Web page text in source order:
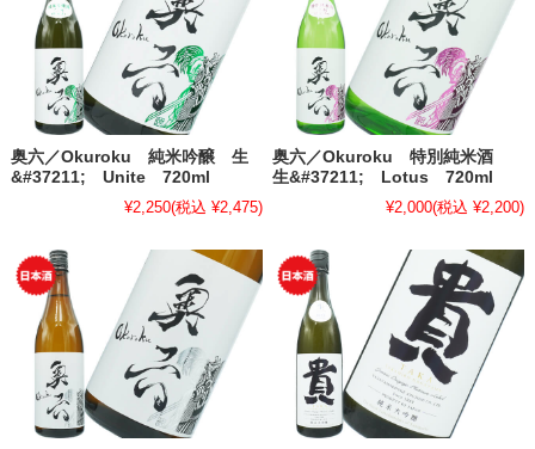
奥六／Okuroku 純米吟醸 生
&#37211; Unite 720ml
¥2,250(税込 ¥2,475)
奥六／Okuroku 特別純米酒
生&#37211; Lotus 720ml
¥2,000(税込 ¥2,200)